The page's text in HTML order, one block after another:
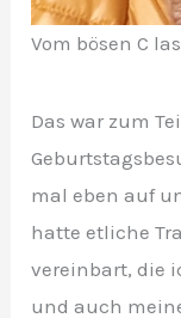
Vom bösen C
Das war zum
mal eben auf
hatte etliche
vereinbart, die
und auch